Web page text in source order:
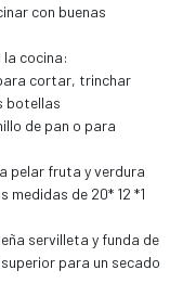
con buenas
la cocina:
cortar, trinchar
botellas
de pan o para
pelar fruta y verdura
medidas de 20* 12 *1
servilleta y funda de
para un secado